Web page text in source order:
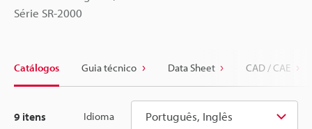
Série SR-2000
Catálogos Guia técnico Data Sheet CAD / CAE
Idioma Português, Inglês
9 itens